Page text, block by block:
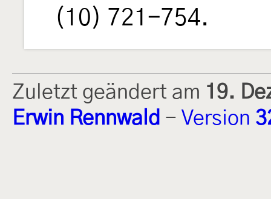
(10) 721-754.
Zuletzt geändert am 19.
Erwin Rennwald - Version